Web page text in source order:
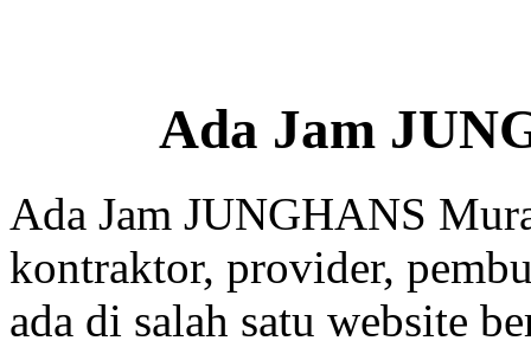
Ada Jam
Ada Jam JUNGHANS
kontraktor, provider,
ada di salah satu website